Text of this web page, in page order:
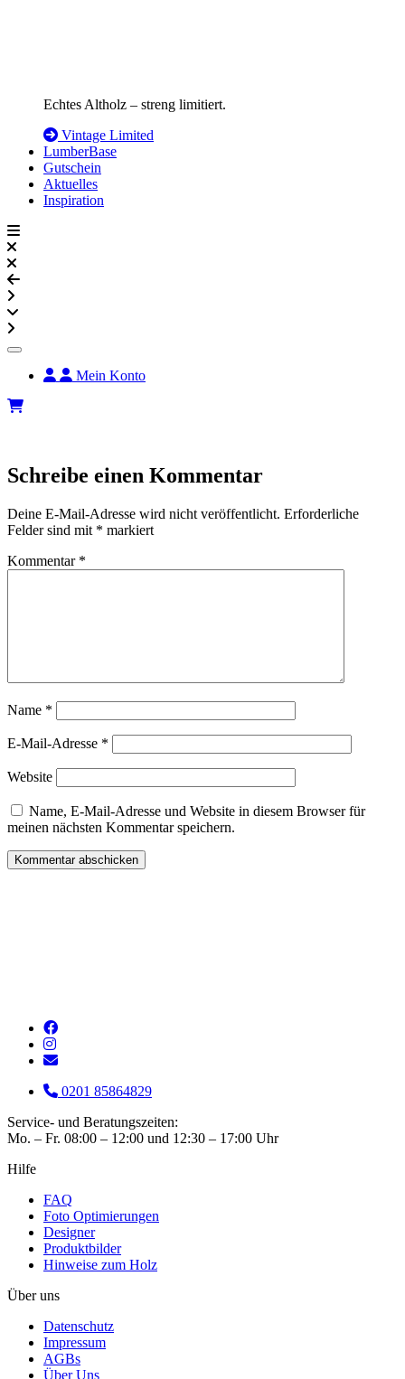
Echtes Altholz – streng limitiert.
Vintage Limited
LumberBase
Gutschein
Aktuelles
Inspiration
Mein Konto
Schreibe einen Kommentar
Deine E-Mail-Adresse wird nicht veröffentlicht. Erforderliche
Felder sind mit * markiert
Kommentar *
Name *
E-Mail-Adresse *
Website
Name, E-Mail-Adresse und Website in diesem Browser für
meinen nächsten Kommentar speichern.
0201 85864829
Service- und Beratungszeiten:
Mo. – Fr. 08:00 – 12:00 und 12:30 – 17:00 Uhr
Hilfe
FAQ
Foto Optimierungen
Designer
Produktbilder
Hinweise zum Holz
Über uns
Datenschutz
Impressum
AGBs
Über Uns